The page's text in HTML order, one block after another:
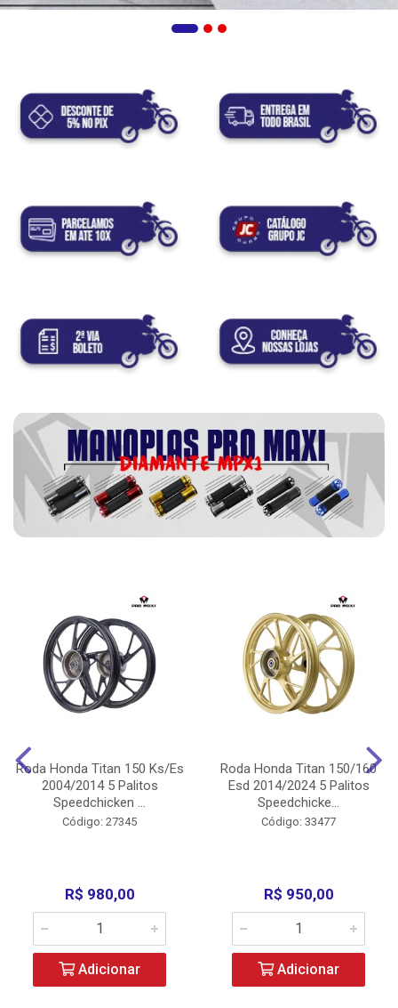
Roda Honda Titan 150 Ks/Es
2004/2014 5 Palitos
Speedchicken ...
Código: 27345
R$ 980,00
Adicionar
Roda Honda Titan 150/160
Esd 2014/2024 5 Palitos
Speedchicke...
Código: 33477
R$ 950,00
Adicionar